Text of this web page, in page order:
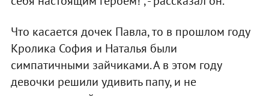
Что касается дочек Павла, то в прошлом году
Кролика София и Наталья были
симпатичными зайчиками. А в этом году
девочки решили удивить папу, и не